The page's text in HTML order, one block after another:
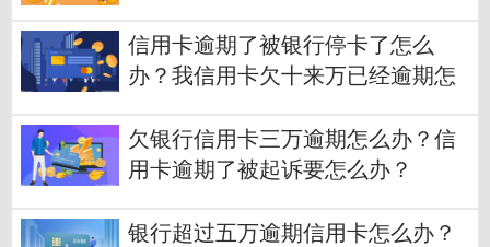
信用卡逾期了被银行停卡了怎么
办？我信用卡欠十来万已经逾期怎
欠银行信用卡三万逾期怎么办？信
用卡逾期了被起诉要怎么办？
银行超过五万逾期信用卡怎么办？